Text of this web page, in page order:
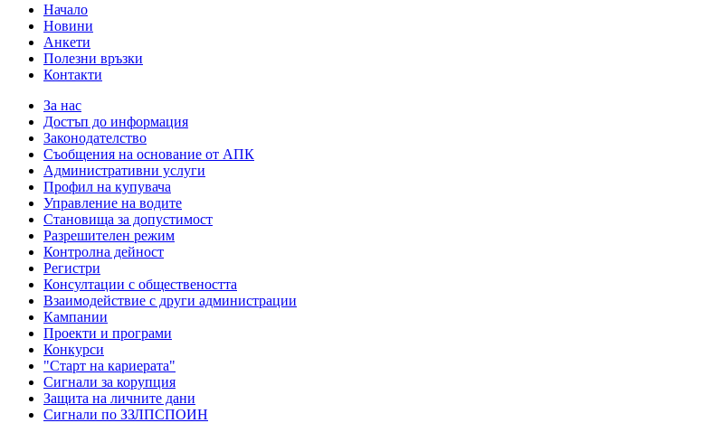
Начало
Новини
Анкети
Полезни връзки
Контакти
За нас
Достъп до информация
Законодателство
Съобщения на основание от АПК
Административни услуги
Профил на купувача
Управление на водите
Становища за допустимост
Разрешителен режим
Контролна дейност
Регистри
Консултации с обществеността
Взаимодействие с други администрации
Кампании
Проекти и програми
Конкурси
"Старт на кариерата"
Сигнали за корупция
Защита на личните дани
Сигнали по ЗЗЛПСПОИН